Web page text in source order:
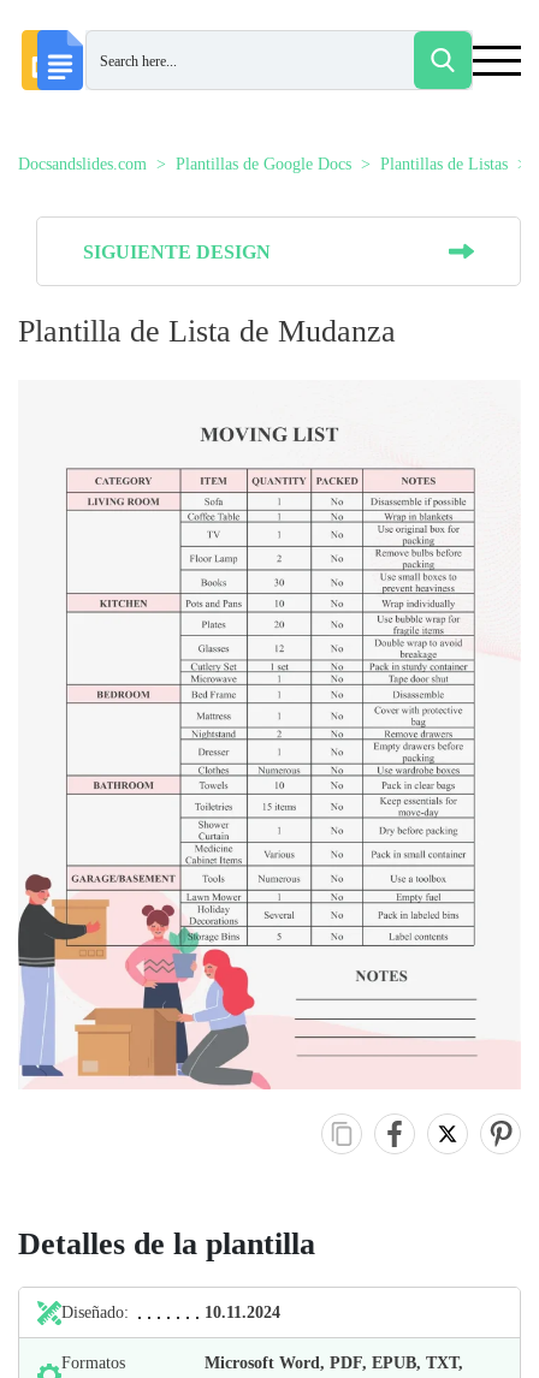
Docsandslides.com Plantillas de Google Docs Plantillas de Listas
SIGUIENTE DESIGN
Plantilla de Lista de Mudanza
Detalles de la plantilla
Diseñado: 10.11.2024
Formatos
Microsoft Word, PDF, EPUB, TXT,